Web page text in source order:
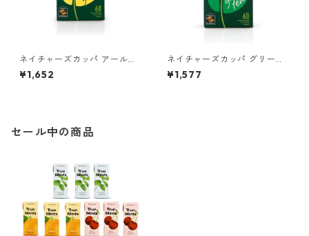
ネイチャーズカッパ アールグ
レイ 60ティーバッグ
¥1,652
ネイチャーズカッパ グリーン
ティ 60ティーバッグ
¥1,577
セール中の商品